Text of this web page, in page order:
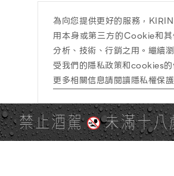
禁止酒駕 未滿十
為向您提供更好的服務，
用本身或第三方的Cookie和
分析、技術、行銷之用。繼續
受我們的隱私政策和cookies的
更多相關信息請閱讀隱私權保
PAGE TOP